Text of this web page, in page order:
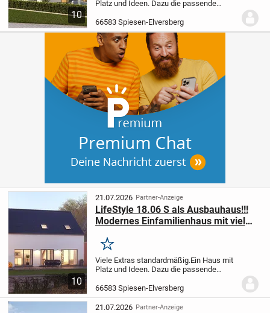
10
Platz und Ideen. Dazu die passende
Niedrigenergiespar-Haus erfüllt alle
Anforderungen, die eine Familie an Platz
und Ausstattun...
66583 Spiesen-Elversberg
10
21.07.2026 Partner-Anzeige
LifeStyle 18.06 S als Ausbauhaus!!!
Modernes Einfamilienhaus mit viel
Merken
Viele Extras standardmäßig.Ein Haus mit
Platz und Ideen. Dazu die passende
Niedrigenergiespar-Haus erfüllt alle
Anforderungen, die eine Familie an Platz
und Ausstattun...
66583 Spiesen-Elversberg
21.07.2026 Partner-Anzeige